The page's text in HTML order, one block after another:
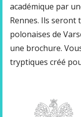
académique par
Rennes. Ils seront
polonaises de
une brochure.
tryptiques créé